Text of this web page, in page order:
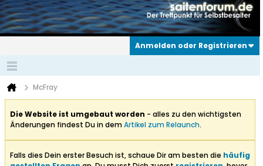
Anmelden oder Registrieren
McFray
Die Website ist umgebaut worden - alles zu den wichtigsten
Änderungen findest Du in demArtikel zum Relaunch.
Falls dies Dein erster Besuch ist, schaue Dir am besten die häufig